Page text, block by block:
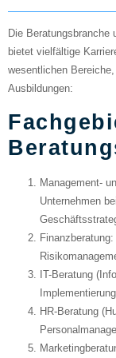
Die Beratungsbranche
bietet vielfältige
wesentlichen
Ausbildungen:
Management-
Unternehmen
Finanzberatung:
IT-Beratung
HR-Beratung